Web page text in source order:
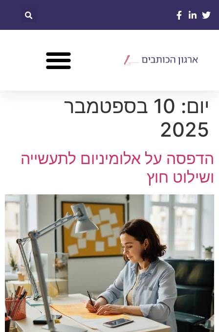
יום:
10 בספטמבר
2025
הדפסה על אלומיניום לתעשייה
ושילוט חוץ